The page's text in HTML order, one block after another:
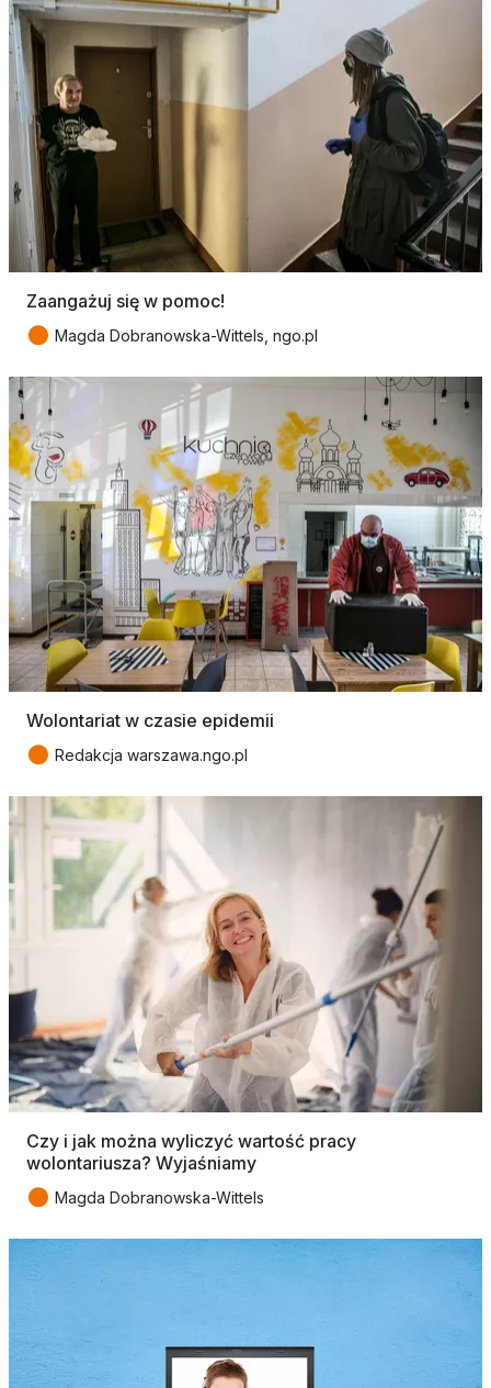
Zaangażuj się w pomoc!
● Magda Dobranowska-Wittels, ngo.pl
Wolontariat w czasie epidemii
● Redakcja warszawa.ngo.pl
Czy i jak można wyliczyć wartość pracy
wolontariusza? Wyjaśniamy
● Magda Dobranowska-Wittels